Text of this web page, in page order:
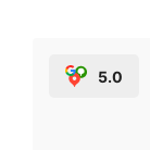
5.0